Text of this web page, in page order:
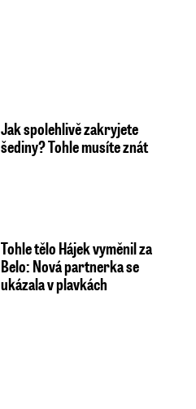
Jak spolehlivě zakryjete
šediny? Tohle musíte znát
Tohle tělo Hájek vyměnil za
Belo: Nová partnerka se
ukázala v plavkách